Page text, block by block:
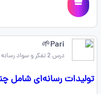
Pari🌱
درس 2 تفکر و سواد رسانه ای
تولیدات رسانه‌ای